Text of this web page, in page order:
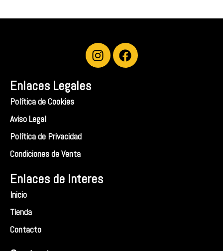
I
n
F
a
Enlaces Legales
Política de Cookies
Aviso Legal
Política de Privacidad
Condiciones de Venta
Enlaces de Interes
Inicio
Tienda
Contacto